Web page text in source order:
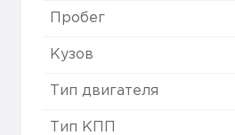
Пробег
Кузов
Тип двигателя
Тип КПП